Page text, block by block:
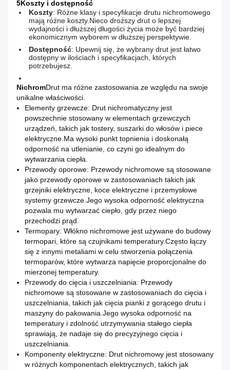
5Koszty i dostępność
Koszty: Różne klasy i specyfikacje drutu nichromowego
mają różne koszty.Nieco droższy drut o lepszej
wydajności i dłuższej długości życia może być bardziej
ekonomicznym wyborem w dłuższej perspektywie.
Dostępność: Upewnij się, że wybrany drut jest łatwo
dostępny w ilościach i specyfikacjach, których
potrzebujesz.
NichromDrut ma różne zastosowania ze względu na swoje
unikalne właściwości.
Elementy grzewcze: Drut nichromatyczny jest
powszechnie stosowany w elementach grzewczych
urządzeń, takich jak tostery, suszarki do włosów i piece
elektryczne.Ma wysoki punkt topnienia i doskonałą
odporność na utlenianie, co czyni go idealnym do
wytwarzania ciepła.
Przewody oporowe: Przewody nichromowe są stosowane
jako przewody oporowe w zastosowaniach takich jak
grzejniki elektryczne, koce elektryczne i przemysłowe
systemy grzewcze.Jego wysoka odporność elektryczna
pozwala mu wytwarzać ciepło, gdy przez niego
przechodzi prąd.
Termopary: Włókno nichromowe jest używane do budowy
termopari, które są czujnikami temperatury.Często łączy
się z innymi metaliami w celu stworzenia połączenia
termoparów, które wytwarza napięcie proporcjonalne do
mierzonej temperatury.
Przewody do cięcia i uszczelniania: Przewody
nichromowe są stosowane w zastosowaniach do cięcia i
uszczelniania, takich jak cięcia pianki z gorącego drutu i
maszyny do pakowania.Jego wysoka odporność na
temperatury i zdolność utrzymywania stałego ciepła
sprawiają, że nadaje się do precyzyjnego cięcia i
uszczelniania.
Komponenty elektryczne: Drut nichromowy jest stosowany
w różnych komponentach elektrycznych, takich jak